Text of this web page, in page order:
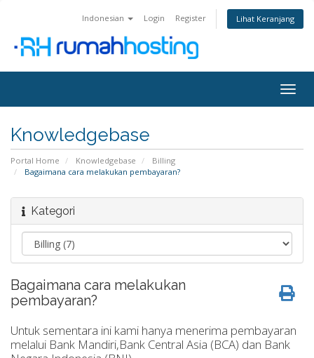
Indonesian Login Register Lihat Keranjang
Knowledgebase
Portal Home Knowledgebase
Billing
Bagaimana cara melakukan pembayaran?
Kategori
Bagaimana cara melakukan
pembayaran?
Untuk sementara ini kami hanya menerima pembayaran
melalui Bank Mandiri,Bank Central Asia (BCA) dan Bank